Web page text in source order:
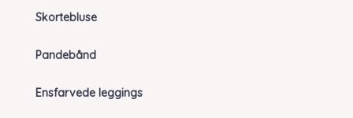
Skortebluse
Pandebånd
Ensfarvede leggings